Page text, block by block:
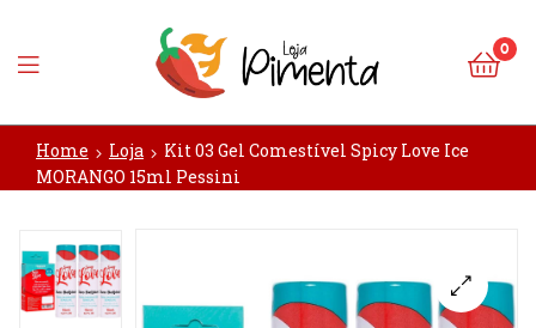
Loja
Pimenta
0
Home Loja
Kit 03 Gel Comestível Spicy Love Ice
MORANGO 15ml Pessini